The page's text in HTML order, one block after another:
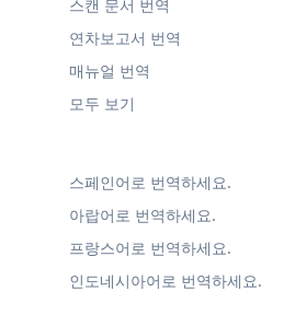
스캔 문서 번역
연차보고서 번역
매뉴얼 번역
모두 보기
스페인어로 번역하세요.
아랍어로 번역하세요.
프랑스어로 번역하세요.
인도네시아어로 번역하세요.